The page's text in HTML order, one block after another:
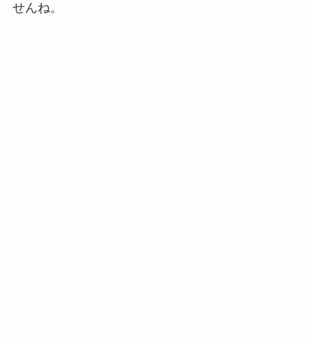
せんね。